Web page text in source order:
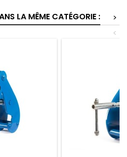
LA MÊME CATÉGORIE :
>
<